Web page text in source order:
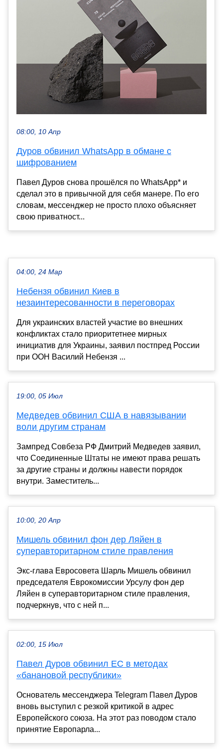
08:00, 10 Апр
Дуров обвинил WhatsApp в обмане с
шифрованием
Павел Дуров снова прошёлся по WhatsApp* и
сделал это в привычной для себя манере. По его
словам, мессенджер не просто плохо объясняет
свою приватност...
04:00, 24 Мар
Небензя обвинил Киев в
незаинтересованности в переговорах
Для украинских властей участие во внешних
конфликтах стало приоритетнее мирных
инициатив для Украины, заявил постпред России
при ООН Василий Небензя ...
19:00, 05 Июл
Медведев обвинил США в навязывании
воли другим странам
Зампред Совбеза РФ Дмитрий Медведев заявил,
что Соединенные Штаты не имеют права решать
за другие страны и должны навести порядок
внутри. Заместитель...
10:00, 20 Апр
Мишель обвинил фон дер Ляйен в
суперавторитарном стиле правления
Экс-глава Евросовета Шарль Мишель обвинил
председателя Еврокомиссии Урсулу фон дер
Ляйен в суперавторитарном стиле правления,
подчеркнув, что с ней п...
02:00, 15 Июл
Павел Дуров обвинил ЕС в методах
«банановой республики»
Основатель мессенджера Telegram Павел Дуров
вновь выступил с резкой критикой в адрес
Европейского союза. На этот раз поводом стало
принятие Европарла...